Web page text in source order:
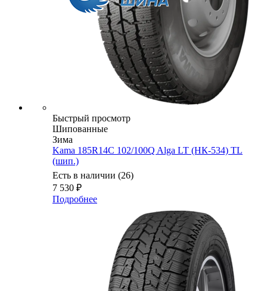
Быстрый просмотр
Шипованные
Зима
Kama 185R14C 102/100Q Alga LT (НК-534) TL
(шип.)
Есть в наличии (26)
7 530 ₽
Подробнее